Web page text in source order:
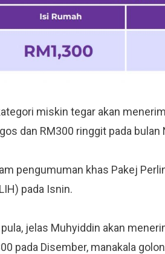
miskin tegar akan
dan RM300 ringgit pada bulan
pengumuman khas Pakej
pada Isnin.
jelas Muhyiddin akan
pada Disember, manakala